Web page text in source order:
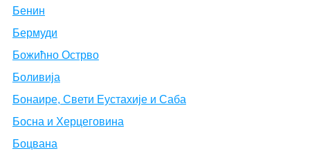
Бенин
Бермуди
Божићно Острво
Боливија
Бонаире, Свети Еустахије и Саба
Босна и Херцеговина
Боцвана